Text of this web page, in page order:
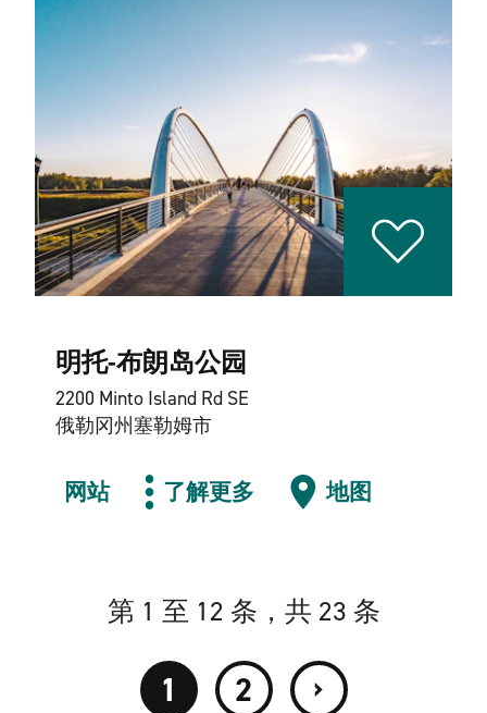
明托-布朗岛公园
2200 Minto Island Rd SE
俄勒冈州塞勒姆市
网站 了解更多 地图
第 1 至 12 条，共 23 条
1 2 ›